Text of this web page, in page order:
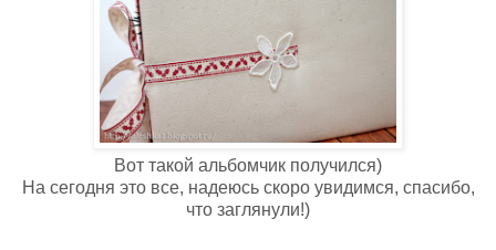
Вот такой альбомчик получился)
На сегодня это все, надеюсь скоро увидимся, спасибо,
что заглянули!)